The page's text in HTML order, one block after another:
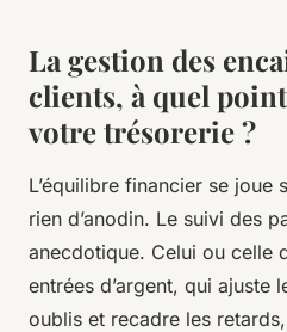
La gestion des
clients, à quel
votre trésorerie ?
L’équilibre financier se joue
rien d’anodin. Le suivi des
anecdotique. Celui ou celle
entrées d’argent, qui ajuste
oublis et recadre les